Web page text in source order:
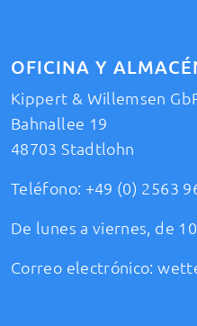
OFICINA Y
Kippert & Willemsen
Bahnallee 19
48703 Stadtlohn
Teléfono: +49 (0) 2563
De lunes a viernes, de
Correo electrónico: